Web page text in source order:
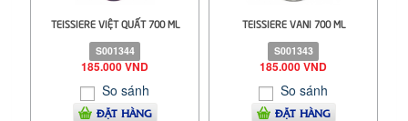
TEISSIERE VIỆT QUẤT 700 ML
S001344
185.000 VND
So sánh
ĐẶT HÀNG
TEISSIERE VANI 700 ML
S001343
185.000 VND
So sánh
ĐẶT HÀNG